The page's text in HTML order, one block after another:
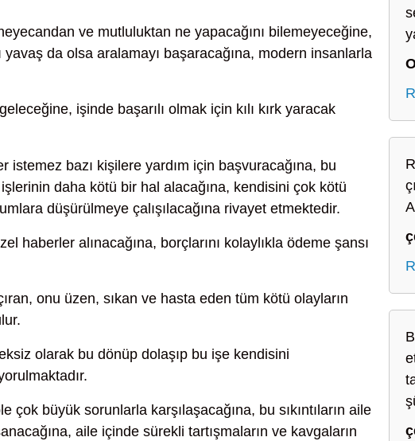
ve mutluluktan ne yapacağını bilemeyeceğine,
yavaş da olsa aralamayı başaracağına, modern insanlarla
işinde başarılı olmak için kılı kırk yaracak
istemez bazı kişilere yardım için başvuracağına, bu
daha kötü bir hal alacağına, kendisini çok kötü
düşürülmeye çalışılacağına rivayet etmektedir.
haberler alınacağına, borçlarını kolaylıkla ödeme şansı
onu üzen, sıkan ve hasta eden tüm kötü olayların
olarak bu dönüp dolaşıp bu işe kendisini
çok büyük sorunlarla karşılaşacağına, bu sıkıntıların aile
aile içinde sürekli tartışmaların ve kavgaların